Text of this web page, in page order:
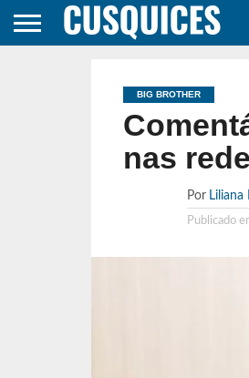
BIG BROTHER
nas
Por Liliana
Publicado